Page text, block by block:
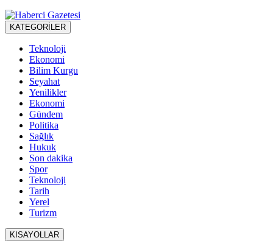
KATEGORİLER
Teknoloji
Ekonomi
Bilim Kurgu
Seyahat
Yenilikler
Ekonomi
Gündem
Politika
Sağlık
Hukuk
Son dakika
Spor
Teknoloji
Tarih
Yerel
Turizm
KISAYOLLAR